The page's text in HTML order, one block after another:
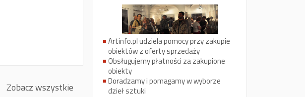
Zobacz wszystkie
Artinfo.pl udziela pomocy przy zakupie
obiektów z oferty sprzedaży
Obsługujemy płatności za zakupione
obiekty
Doradzamy i pomagamy w wyborze
dzieł sztuki